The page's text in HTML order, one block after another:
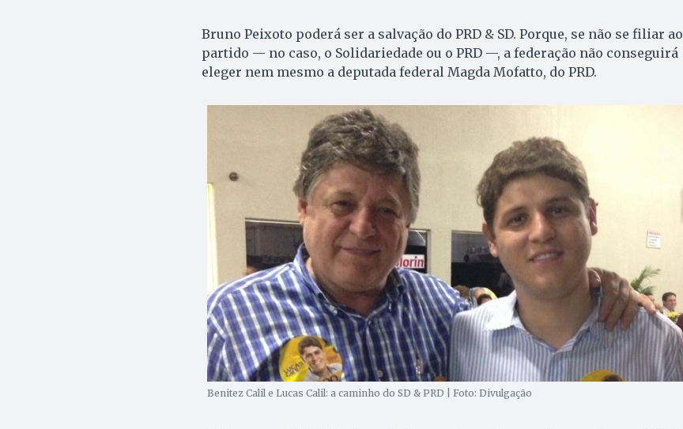
Bruno Peixoto poderá ser a salvação do PRD & SD. Porque, se não se filiar ao
partido — no caso, o Solidariedade ou o PRD —, a federação não conseguirá
eleger nem mesmo a deputada federal Magda Mofatto, do PRD.
Benitez Calil e Lucas Calil: a caminho do SD & PRD | Foto: Divulgação